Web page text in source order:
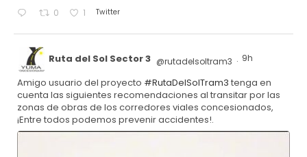
0 1 Twitter
Ruta del Sol Sector 3 @rutadelsoltram3 · 9h
Amigo usuario del proyecto #RutaDelSolTram3 tenga en
cuenta las siguientes recomendaciones al transitar por las
zonas de obras de los corredores viales concesionados,
¡Entre todos podemos prevenir accidentes!.